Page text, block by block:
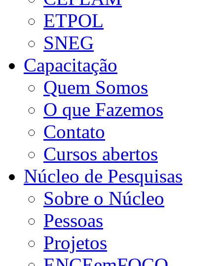
ETPOL
SNEG
Capacitação
Quem Somos
O que Fazemos
Contato
Cursos abertos
Núcleo de Pesquisas
Sobre o Núcleo
Pessoas
Projetos